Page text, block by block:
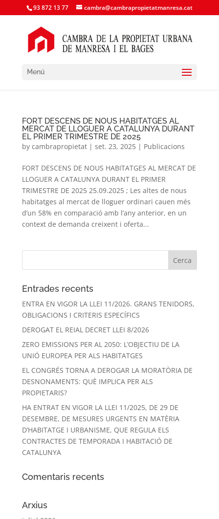
93 872 13 77 cambra@cambrapropietatmanresa.cat
Menú
FORT DESCENS DE NOUS HABITATGES AL
MERCAT DE LLOGUER A CATALUNYA DURANT
EL PRIMER TRIMESTRE DE 2025
by cambrapropietat| set. 23, 2025| Publicacions
FORT DESCENS DE NOUS HABITATGES AL MERCAT DE
LLOGUER A CATALUNYA DURANT EL PRIMER
TRIMESTRE DE 2025 25.09.2025 ; Les altes de nous
habitatges al mercat de lloguer ordinari cauen més
d’un 58% en comparació amb l’any anterior, en un
context de demanda creixent i oferta...
Entrades recents
ENTRA EN VIGOR LA LLEI 11/2026. GRANS TENIDORS,
OBLIGACIONS I CRITERIS ESPECÍFICS
DEROGAT EL REIAL DECRET LLEI 8/2026
ZERO EMISSIONS PER AL 2050: L’OBJECTIU DE LA
UNIÓ EUROPEA PER ALS HABITATGES
EL CONGRÉS TORNA A DEROGAR LA MORATÒRIA DE
DESNONAMENTS: QUÈ IMPLICA PER ALS
PROPIETARIS?
HA ENTRAT EN VIGOR LA LLEI 11/2025, DE 29 DE
DESEMBRE, DE MESURES URGENTS EN MATÈRIA
D’HABITATGE I URBANISME, QUE REGULA ELS
CONTRACTES DE TEMPORADA I HABITACIÓ DE
CATALUNYA
Comentaris recents
Arxius